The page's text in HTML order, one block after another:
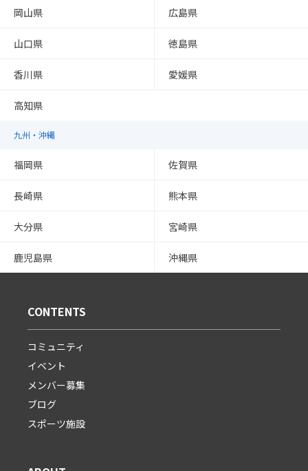
岡山県 広島県
山口県 徳島県
香川県 愛媛県
高知県
九州・沖縄
福岡県 佐賀県
長崎県 熊本県
大分県 宮崎県
鹿児島県 沖縄県
CONTENTS
コミュニティ
イベント
メンバー募集
ブログ
スポーツ施設